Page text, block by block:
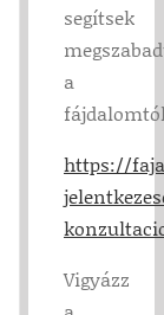
segítsek
a
https://
Vigyázz